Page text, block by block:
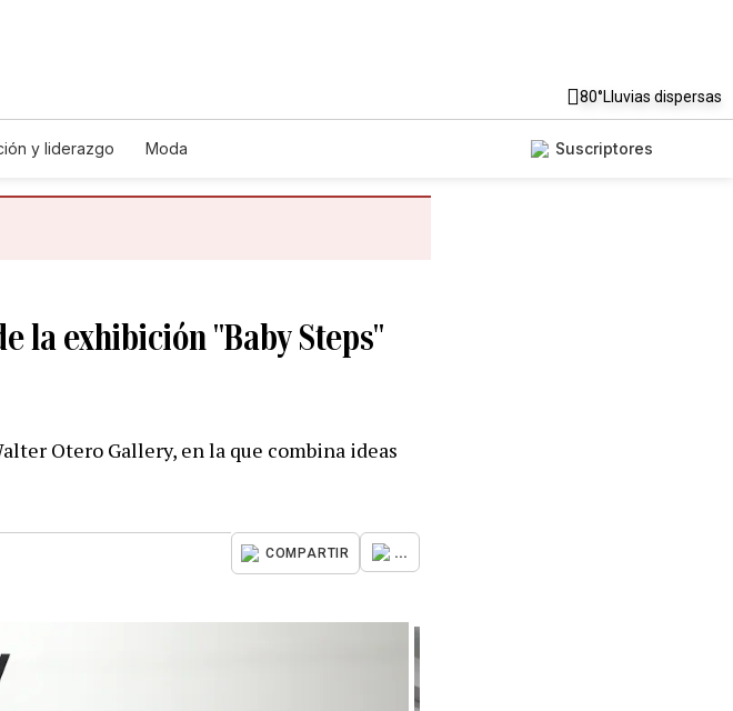
80°Lluvias dispersas
y liderazgo Moda Suscriptores
la exhibición "Baby Steps"
Otero Gallery, en la que combina ideas
COMPARTIR ...